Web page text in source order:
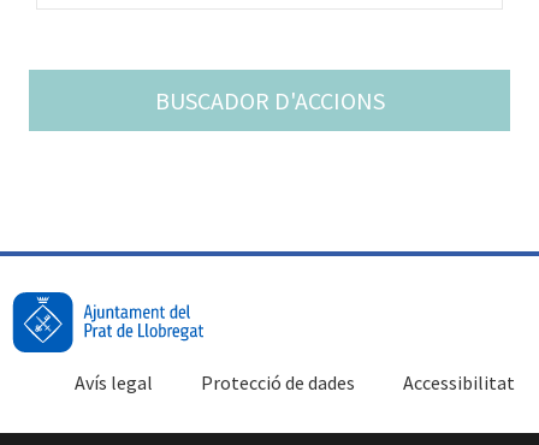
BUSCADOR D'ACCIONS
Accessibilitat
Protecció de dades
Avís legal